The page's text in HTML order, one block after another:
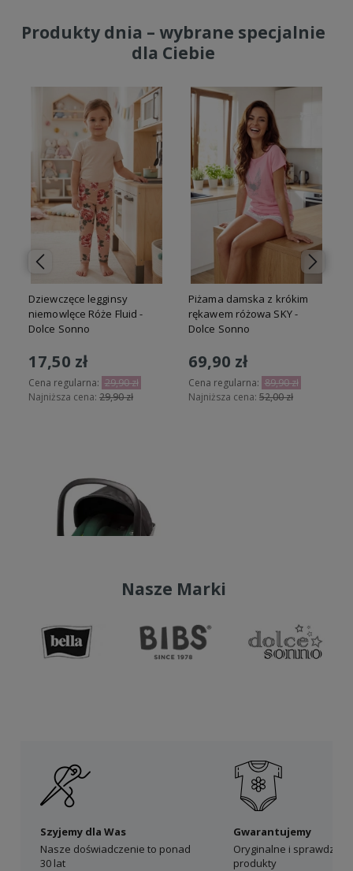
Produkty dnia – wybrane specjalnie
dla Ciebie
Dziewczęce legginsy
niemowlęce Róże Fluid -
Dolce Sonno
17,50 zł
Cena regularna: 29,90 zł
Najniższa cena: 29,90 zł
Piżama damska z krókim
rękawem różowa SKY -
Dolce Sonno
69,90 zł
Cena regularna: 89,90 zł
Najniższa cena: 52,00 zł
Nasze Marki
Szyjemy dla Was
Nasze doświadczenie to ponad
30 lat
Gwarantujemy
Oryginalne i sprawdzone
produkty